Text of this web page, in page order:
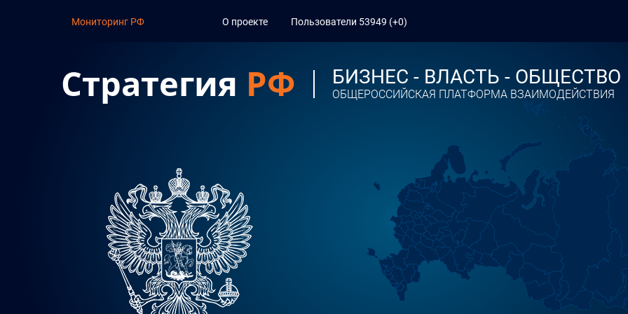
Мониторинг РФ О проекте Пользователи 53949 (+0)
Стратегия РФ БИЗНЕС - ВЛАСТЬ - ОБЩЕСТВО
ОБЩЕРОССИЙСКАЯ ПЛАТФОРМА ВЗАИМОДЕЙСТВИЯ